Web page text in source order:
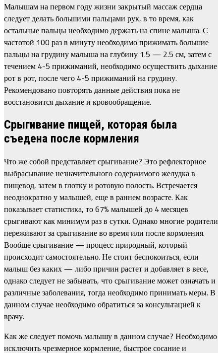
Малышам на первом году жизни закрытый массаж сердца
следует делать большими пальцами рук, в то время, как
остальные пальцы необходимо держать на спине малыша. С
частотой 100 раз в минуту необходимо прижимать большие
пальцы на грудину малыша на глубину 1.5 — 2.5 см, затем с
течением 4-5 прижиманий, необходимо осуществить дыхание
рот в рот, после чего 4-5 прижиманий на грудину.
Рекомендовано повторять данные действия пока не
восстановится дыхание и кровообращение.
Срыгивание пищей, которая была
съедена после кормления
Что же собой представляет срыгивание? Это рефлекторное
выбрасывание незначительного содержимого желудка в
пищевод, затем в глотку и ротовую полость. Встречается
неоднократно у малышей, еще в раннем возрасте. Как
показывает статистика, то 67% малышей до 4 месяцев
срыгивают как минимум раз в сутки. Однако многие родители
переживают за срыгивание во время или после кормления.
Вообще срыгивание — процесс природный, который
происходит самостоятельно. Не стоит беспокоиться, если
малыш без каких — либо причин растет и добавляет в весе,
однако следует не забывать, что срыгивание может означать и
различные заболевания, тогда необходимо принимать меры. В
данном случае необходимо обратиться за консультацией к
врачу.
Как же следует помочь малышу в данном случае? Необходимо
исключить чрезмерное кормление, быстрое сосание и